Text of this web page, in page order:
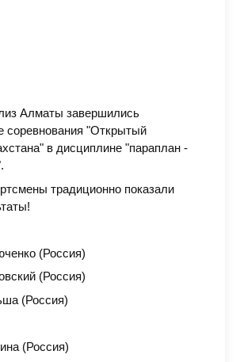
Алматы завершились
соревнования "Открытый
в дисциплине "параплан -
традиционно показали
(Россия)
(Россия)
(Россия)
(Россия)